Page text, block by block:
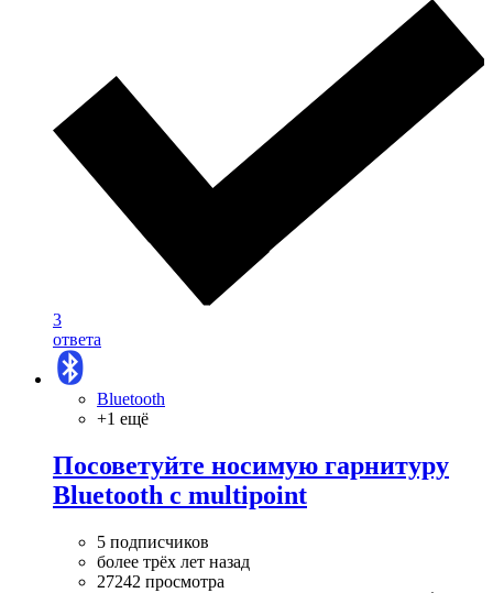
3
ответа
Bluetooth
+1 ещё
Посоветуйте носимую гарнитуру
Bluetooth с multipoint
5 подписчиков
более трёх лет назад
27242 просмотра